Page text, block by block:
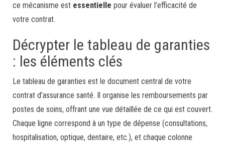
ce mécanisme est essentielle pour évaluer l’efficacité de
votre contrat.
Décrypter le tableau de garanties
: les éléments clés
Le tableau de garanties est le document central de votre
contrat d’assurance santé. Il organise les remboursements par
postes de soins, offrant une vue détaillée de ce qui est couvert.
Chaque ligne correspond à un type de dépense (consultations,
hospitalisation, optique, dentaire, etc.), et chaque colonne